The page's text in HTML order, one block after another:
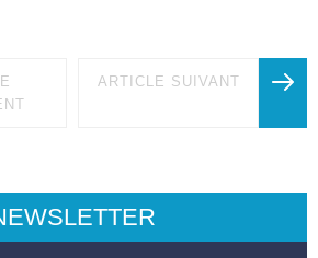
ARTICLE SUIVANT